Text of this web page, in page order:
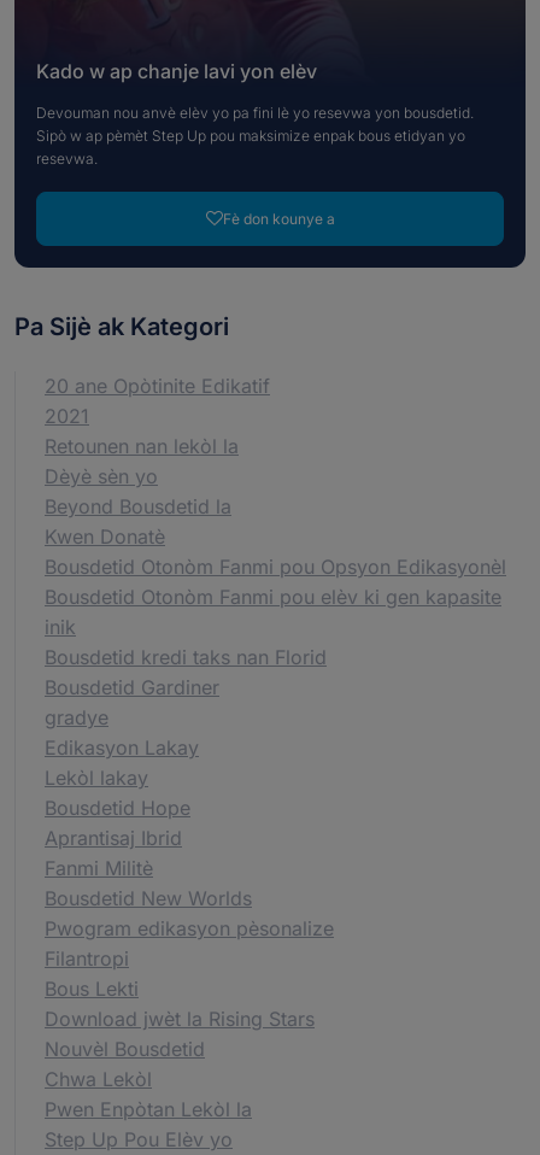
Kado w ap chanje lavi yon elèv
Devouman nou anvè elèv yo pa fini lè yo resevwa yon bousdetid.
Sipò w ap pèmèt Step Up pou maksimize enpak bous etidyan yo
resevwa.
Fè don kounye a
Pa Sijè ak Kategori
20 ane Opòtinite Edikatif
2021
Retounen nan lekòl la
Dèyè sèn yo
Beyond Bousdetid la
Kwen Donatè
Bousdetid Otonòm Fanmi pou Opsyon Edikasyonèl
Bousdetid Otonòm Fanmi pou elèv ki gen kapasite
inik
Bousdetid kredi taks nan Florid
Bousdetid Gardiner
gradye
Edikasyon Lakay
Lekòl lakay
Bousdetid Hope
Aprantisaj Ibrid
Fanmi Militè
Bousdetid New Worlds
Pwogram edikasyon pèsonalize
Filantropi
Bous Lekti
Download jwèt la Rising Stars
Nouvèl Bousdetid
Chwa Lekòl
Pwen Enpòtan Lekòl la
Step Up Pou Elèv yo